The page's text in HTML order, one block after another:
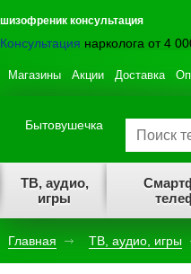
шизофреник консультация
Консультация нарколога от 4
Магазины Акции Доставка
Бытовушечка
ТВ, аудио,
игры
Главная ТВ, аудио, игры